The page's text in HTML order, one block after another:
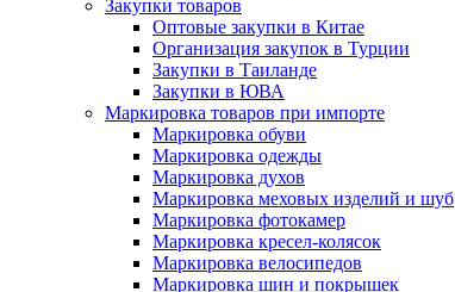
Закупки товаров
Оптовые закупки в Китае
Организация закупок в Турции
Закупки в Таиланде
Закупки в ЮВА
Маркировка товаров при импорте
Маркировка обуви
Маркировка одежды
Маркировка духов
Маркировка меховых изделий и шуб
Маркировка фотокамер
Маркировка кресел-колясок
Маркировка велосипедов
Маркировка шин и покрышек